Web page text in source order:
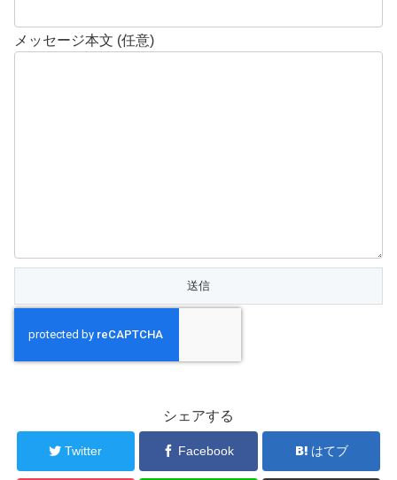
メッセージ本文 (任意)
シェアする
Twitter Facebook はてブ